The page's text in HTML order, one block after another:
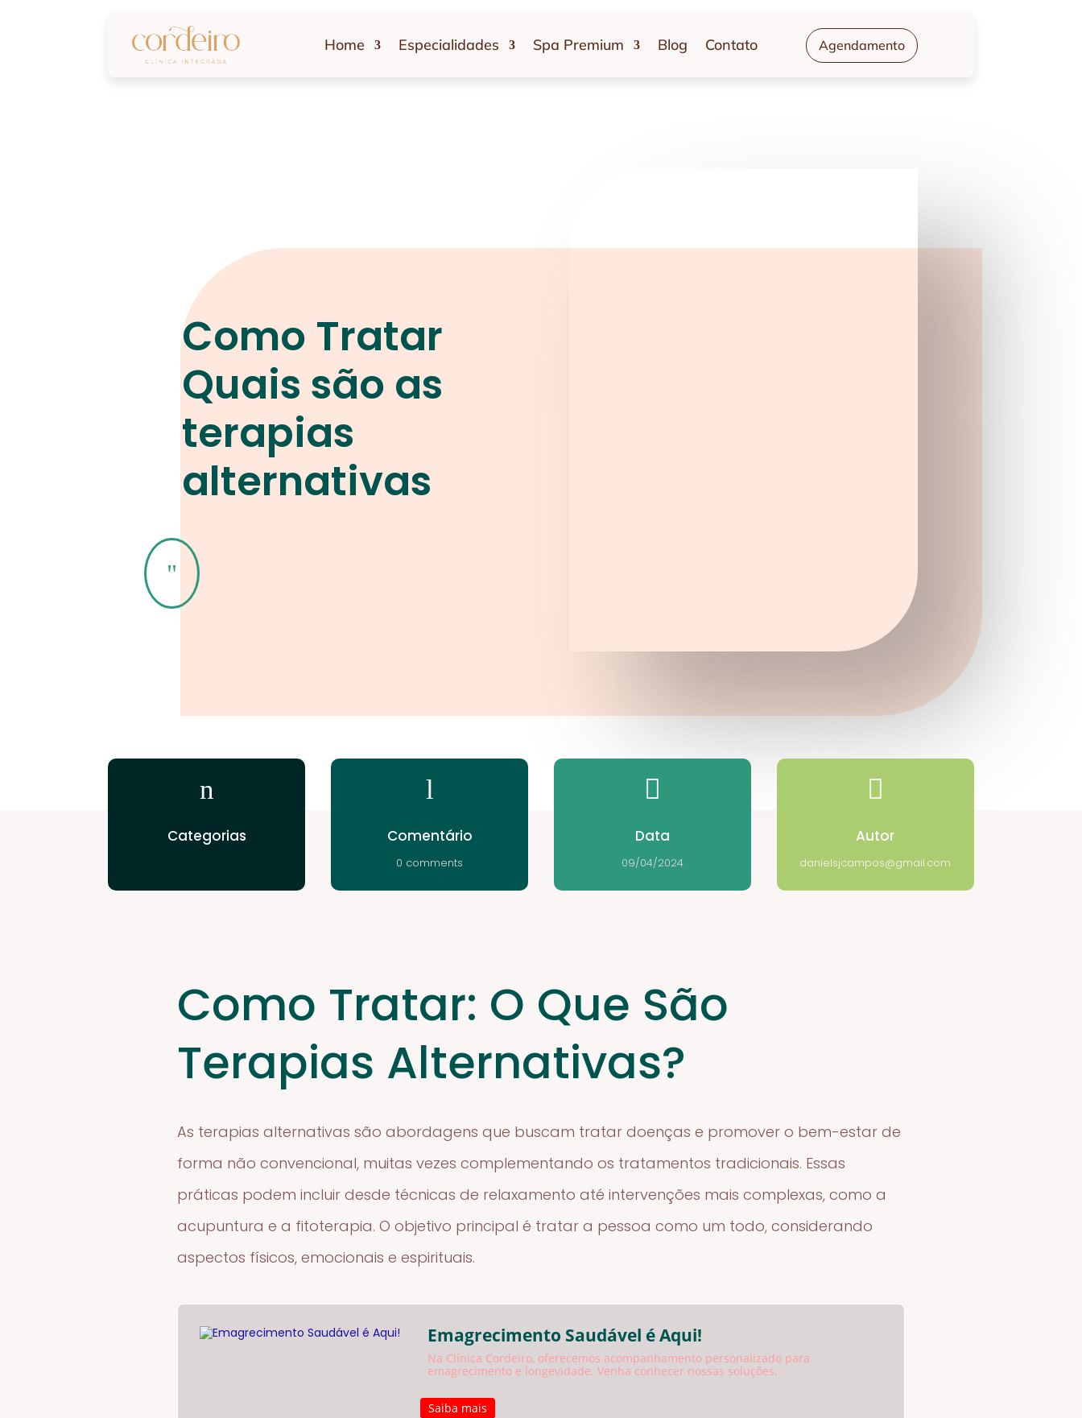
Home Especialidades Spa Premium Blog Contato Agendamento
Como Tratar
Quais são as
terapias
alternativas
"
n
Categorias
l
Comentário
0 comments

Data
09/04/2024

Autor
danielsjcampos@gmail.com
Como Tratar: O Que São
Terapias Alternativas?
As terapias alternativas são abordagens que buscam tratar doenças e promover o bem-estar de
forma não convencional, muitas vezes complementando os tratamentos tradicionais. Essas
práticas podem incluir desde técnicas de relaxamento até intervenções mais complexas, como a
acupuntura e a fitoterapia. O objetivo principal é tratar a pessoa como um todo, considerando
aspectos físicos, emocionais e espirituais.
Emagrecimento Saudável é Aqui!
Na Clínica Cordeiro, oferecemos acompanhamento personalizado para
emagrecimento e longevidade. Venha conhecer nossas soluções.
Saiba mais